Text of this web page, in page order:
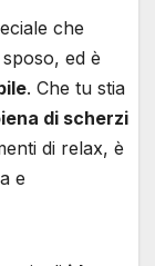
che
ed è
. Che tu stia
di scherzi
di relax, è
e